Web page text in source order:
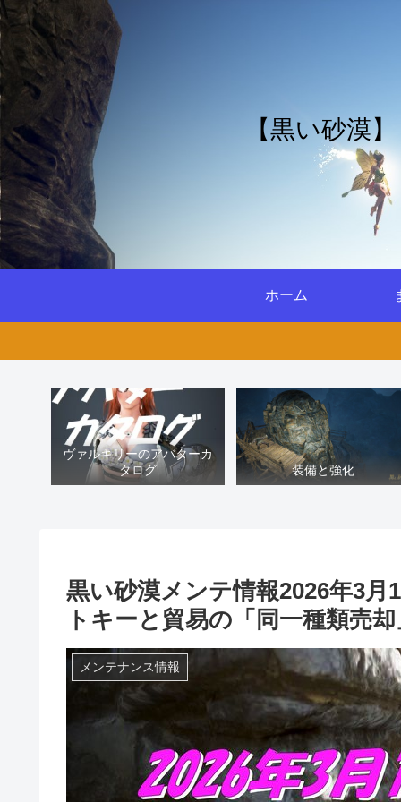
【黒い砂漠
ホーム
ヴァルキリーのアバターカ
タログ
装備と強化
黒い砂漠メンテ情報2026年3
トキーと貿易の「同一種類売
メンテナンス情報